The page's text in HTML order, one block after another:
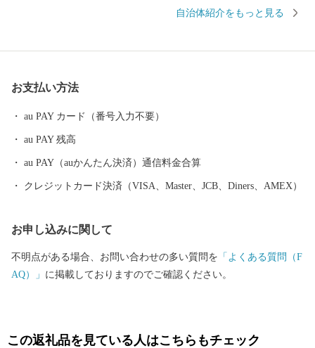
はの郷土食や伝統文化も色濃く残り、地域の人々を結ぶ懸け橋と
歴史文化を地域の資源として活用して、「住みたいまち 住み続
自治体紹介をもっと見る
お支払い方法
au PAY カード（番号入力不要）
au PAY 残高
au PAY（auかんたん決済）通信料金合算
クレジットカード決済（VISA、Master、JCB、Diners、AMEX）
お申し込みに関して
不明点がある場合、お問い合わせの多い質問を 「よくある質問（F
AQ）」 に掲載しておりますのでご確認ください。
この返礼品を見ている人はこちらもチェック